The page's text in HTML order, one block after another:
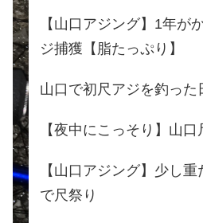
【山口アジング】1年が
ジ捕獲【脂たっぷり】
山口で初尺アジを釣った
【夜中にこっそり】山口
【山口アジング】少し
で尺祭り